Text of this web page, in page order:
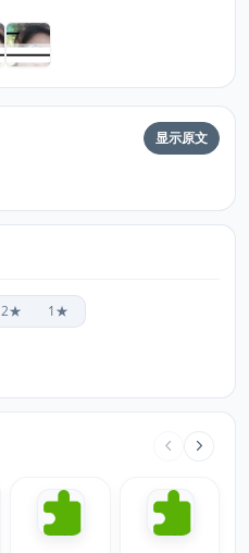
显示原文
2★ 1★